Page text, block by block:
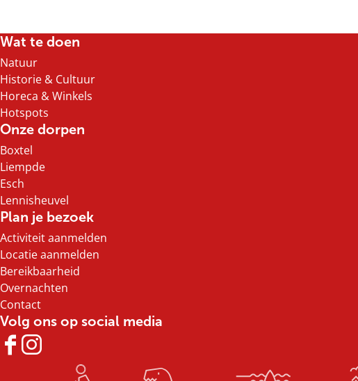
Wat te doen
Natuur
Historie & Cultuur
Horeca & Winkels
Hotspots
Onze dorpen
Boxtel
Liempde
Esch
Lennisheuvel
Plan je bezoek
Activiteit aanmelden
Locatie aanmelden
Bereikbaarheid
Overnachten
Contact
Volg ons op social media
F
I